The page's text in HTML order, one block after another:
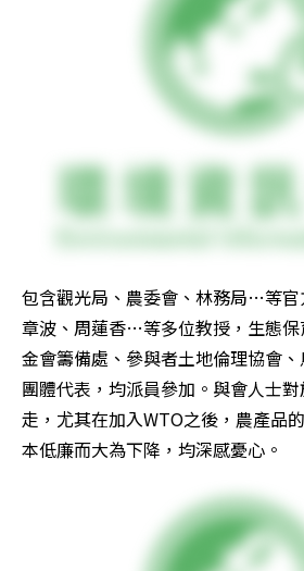
包含觀光局、農委會、林務局…等
章波、周蓮香…等多位教授，生態
金會籌備處、參與者土地倫理協會
團體代表，均派員參加。與會人士
走，尤其在加入WTO之後，農產品
本低廉而大為下降，均深感憂心。